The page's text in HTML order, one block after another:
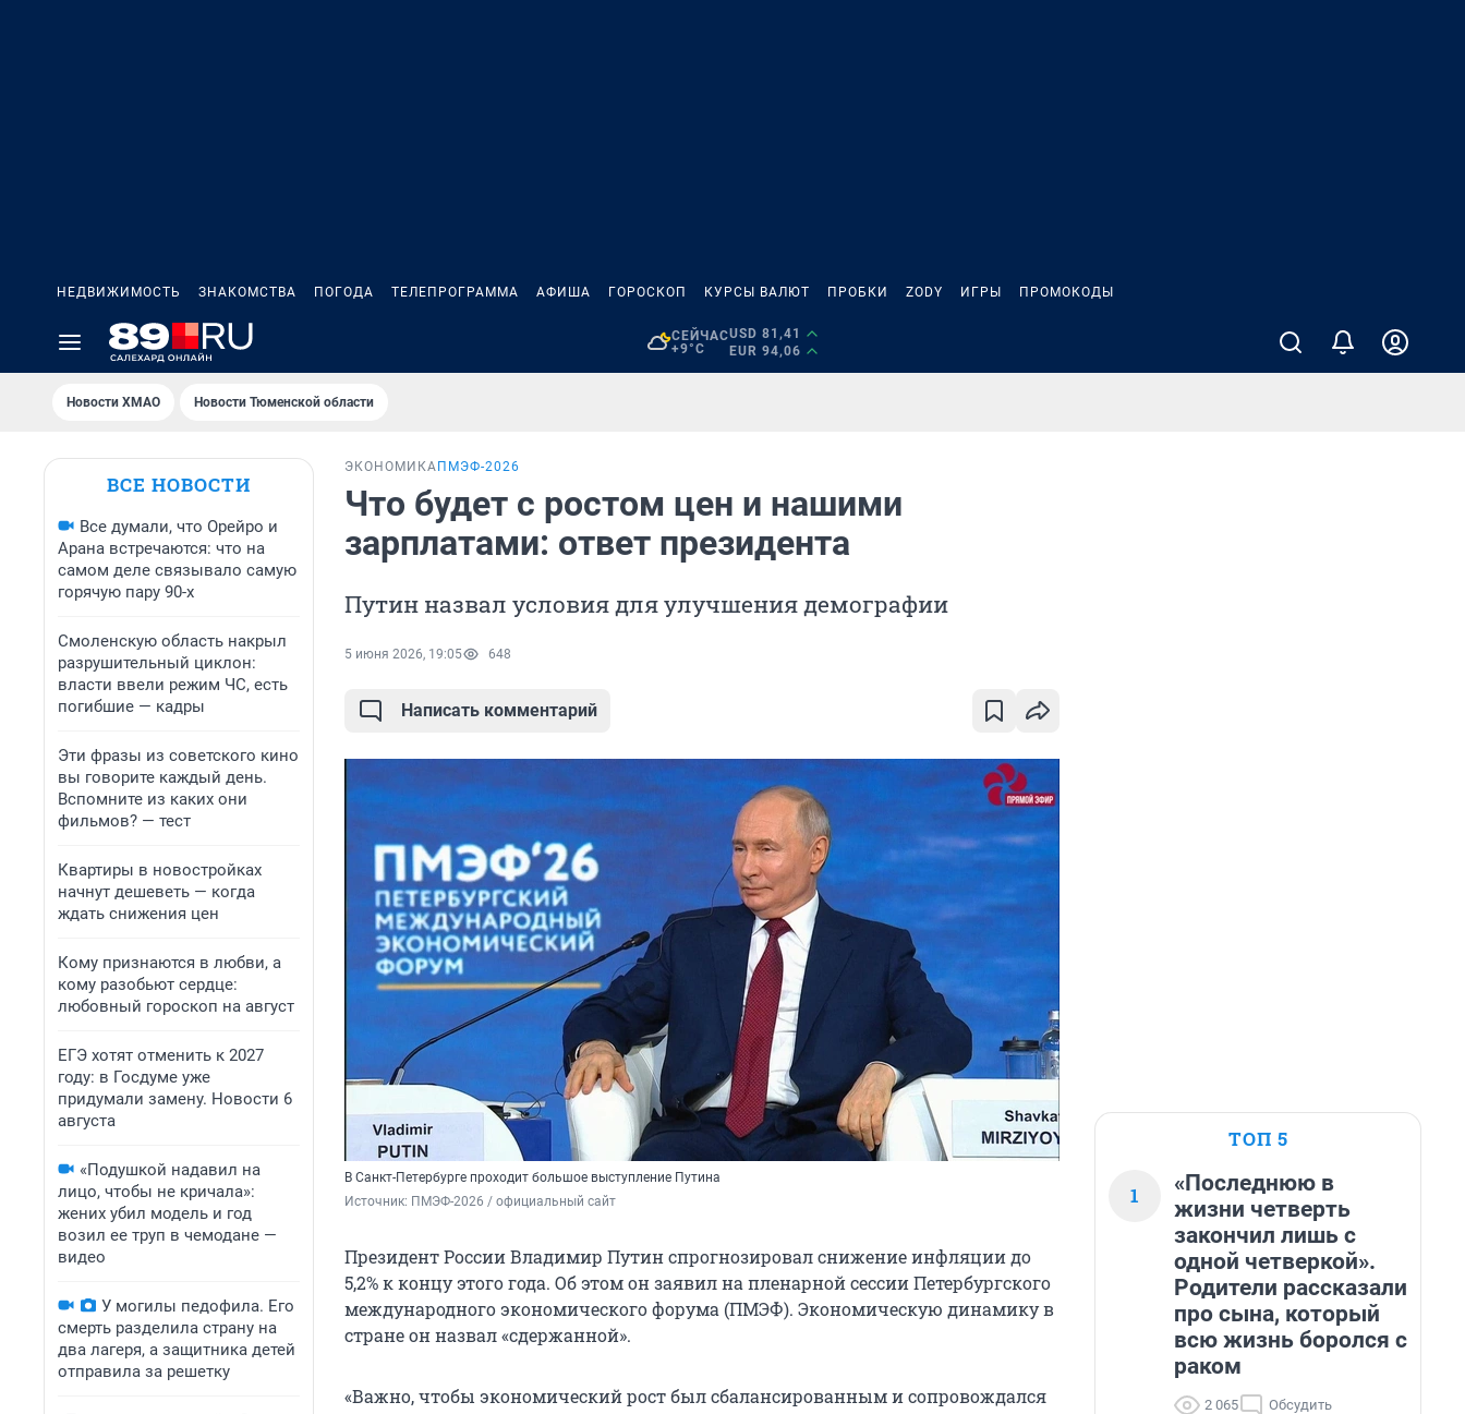
НЕДВИЖИМОСТЬ ЗНАКОМСТВА ПОГОДА ТЕЛЕПРОГРАММА АФИША ГОРОСКОП КУРСЫ ВАЛЮТ ПРОБКИ ZODY ИГРЫ ПРОМОКОДЫ
СЕЙЧАС
+9°C
USD 81,41
EUR 94,06
Новости ХМАО Новости Тюменской области
ВСЕ НОВОСТИ
Все думали, что Орейро и
Арана встречаются: что на
самом деле связывало самую
горячую пару 90-х
Смоленскую область накрыл
разрушительный циклон:
власти ввели режим ЧС, есть
погибшие — кадры
Эти фразы из советского кино
вы говорите каждый день.
Вспомните из каких они
фильмов? — тест
Квартиры в новостройках
начнут дешеветь — когда
ждать снижения цен
Кому признаются в любви, а
кому разобьют сердце:
любовный гороскоп на август
ЕГЭ хотят отменить к 2027
году: в Госдуме уже
придумали замену. Новости 6
августа
«Подушкой надавил на
лицо, чтобы не кричала»:
жених убил модель и год
возил ее труп в чемодане —
видео
У могилы педофила. Его
смерть разделила страну на
два лагеря, а защитника детей
отправила за решетку
ЭКОНОМИКА ПМЭФ-2026
Что будет с ростом цен и нашими
зарплатами: ответ президента
Путин назвал условия для улучшения демографии
5 июня 2026, 19:05 648
Написать комментарий
В Санкт-Петербурге проходит большое выступление Путина
Источник: ПМЭФ-2026 / официальный сайт
Президент России Владимир Путин спрогнозировал снижение инфляции до
5,2% к концу этого года. Об этом он заявил на пленарной сессии Петербургского
международного экономического форума (ПМЭФ). Экономическую динамику в
стране он назвал «сдержанной».
«Важно, чтобы экономический рост был сбалансированным и сопровождался
ТОП 5
1
«Последнюю в
жизни четверть
закончил лишь с
одной четверкой».
Родители рассказали
про сына, который
всю жизнь боролся с
раком
2 065 Обсудить